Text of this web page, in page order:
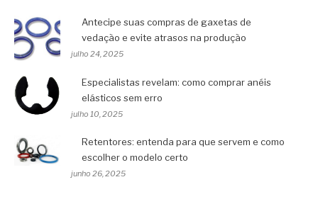
Antecipe suas compras de gaxetas de
vedação e evite atrasos na produção
julho 24, 2025
Especialistas revelam: como comprar anéis
elásticos sem erro
julho 10, 2025
Retentores: entenda para que servem e como
escolher o modelo certo
junho 26, 2025